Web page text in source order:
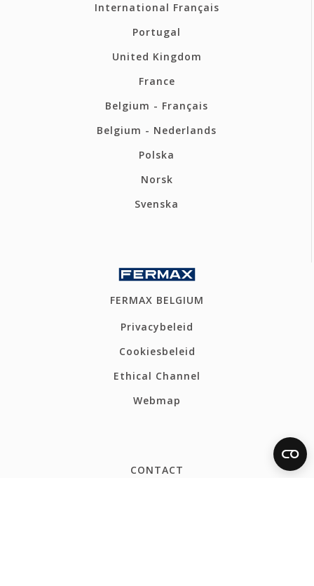
International Français
Portugal
United Kingdom
France
Belgium - Français
Belgium - Nederlands
Polska
Norsk
Svenska
FERMAX BELGIUM
Privacybeleid
Cookiesbeleid
Ethical Channel
Webmap
CONTACT